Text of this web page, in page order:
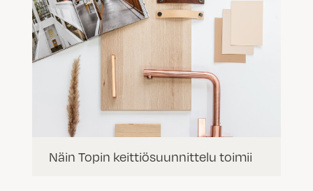
Näin Topin keittiösuunnittelu toimii